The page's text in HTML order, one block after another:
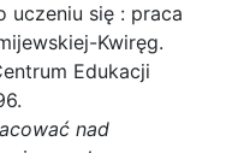
uczeniu się : praca
Kwiręg.
Edukacji
nad